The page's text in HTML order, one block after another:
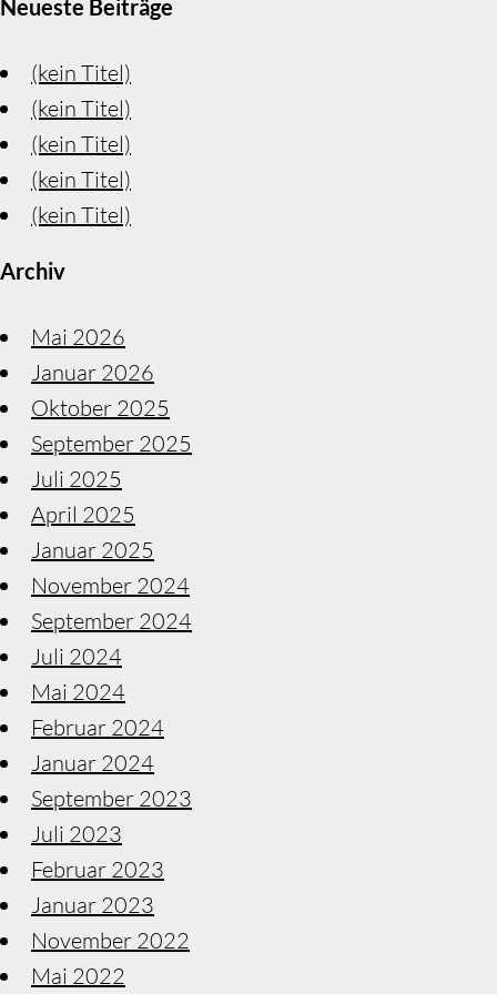
Neueste Beiträge
(kein Titel)
(kein Titel)
(kein Titel)
(kein Titel)
(kein Titel)
Archiv
Mai 2026
Januar 2026
Oktober 2025
September 2025
Juli 2025
April 2025
Januar 2025
November 2024
September 2024
Juli 2024
Mai 2024
Februar 2024
Januar 2024
September 2023
Juli 2023
Februar 2023
Januar 2023
November 2022
Mai 2022